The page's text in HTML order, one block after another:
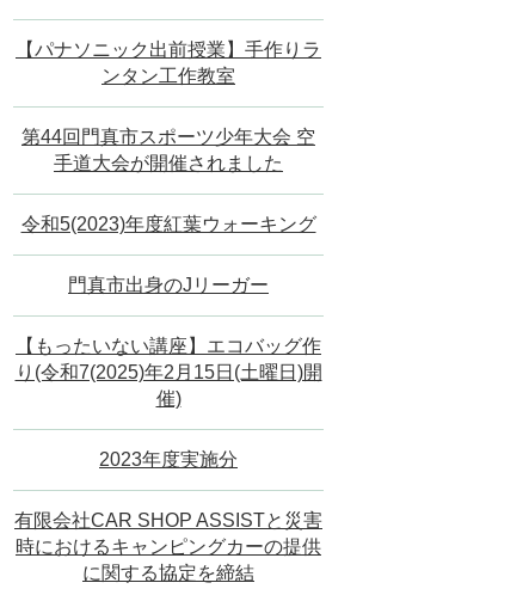
【パナソニック出前授業】手作りラ
ンタン工作教室
第44回門真市スポーツ少年大会 空
手道大会が開催されました
令和5(2023)年度紅葉ウォーキング
門真市出身のJリーガー
【もったいない講座】エコバッグ作
り(令和7(2025)年2月15日(土曜日)開
催)
2023年度実施分
有限会社CAR SHOP ASSISTと災害
時におけるキャンピングカーの提供
に関する協定を締結